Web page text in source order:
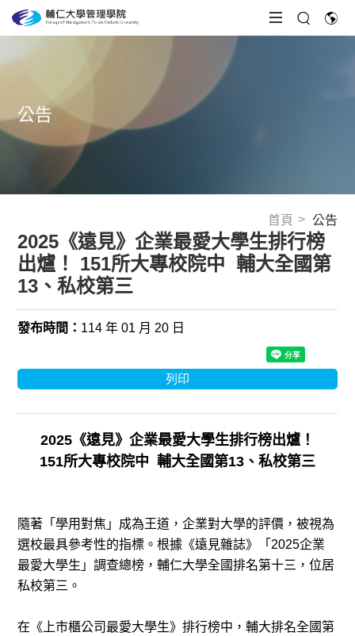
公告
首頁 公告
2025《遠見》企業最愛大學生排行榜
出爐！ 151所大專校院中 ​ 輔大全國第
13、私校第三
發布時間： 114 年 01 月 20 日
列印
2025《遠見》企業最愛大學生排行榜出爐！
151所大專校院中 ​ 輔大全國第13、私校第三
隨著「學用對焦」成為王道，企業對大學的評價，被視為
選校最具參考性的指標。根據《遠見雜誌》「2025企業
最愛大學生」調查總榜，輔仁大學全國排名第十三，位居
私校第三。
在《上市櫃公司最愛大學生》排行榜中，輔大排名全國第